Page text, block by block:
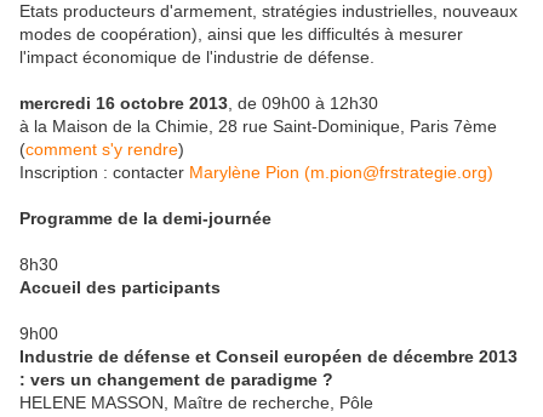
Etats producteurs d'armement, stratégies industrielles, nouveaux
modes de coopération), ainsi que les difficultés à mesurer
l'impact économique de l'industrie de défense.
mercredi 16 octobre 2013 , de 09h00 à 12h30
à la Maison de la Chimie, 28 rue Saint-Dominique, Paris 7ème
(comment s'y rendre)
Inscription : contacter Marylène Pion (m.pion@frstrategie.org)
Programme de la demi-journée
8h30
Accueil des participants
9h00
Industrie de défense et Conseil européen de décembre 2013
: vers un changement de paradigme ?
HELENE MASSON, Maître de recherche, Pôle